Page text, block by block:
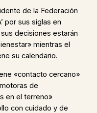
de la Federación
por sus siglas en
decisiones estarán
mientras el
su calendario.
«contacto cercano»
de
en el terreno»
con cuidado y de